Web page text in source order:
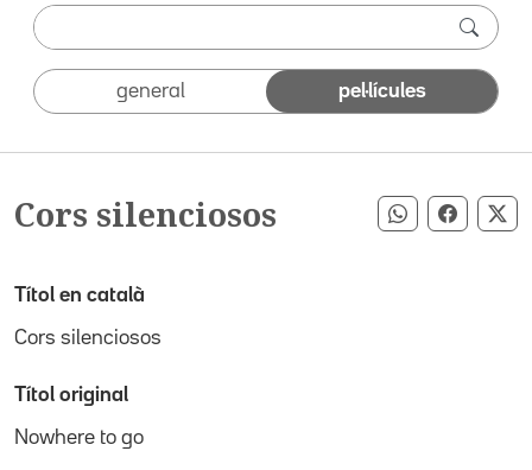
general pel·lícules
Cors silenciosos Compartir
Títol en català
Cors silenciosos
Títol original
Nowhere to go